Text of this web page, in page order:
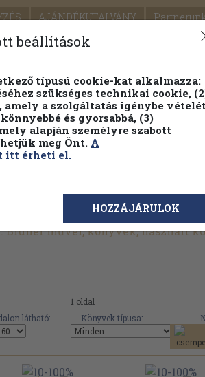
AJÁNDÉKUTALVÁNY
SEGÍTSÉG
FENNTARTHATÓ
kereső Témaköri fa
Bruner művei, könyvek, használt
1 oldal
látható: Könyvek típusa:
beállítások
típusú cookie-kat alkalmazza:
szükséges technikai cookie,
a szolgáltatás igénybe
és gyorsabbá, (3)
alapján személyre szabott
meg Önt. A
itt érheti el.
HOZZÁJÁRULOK